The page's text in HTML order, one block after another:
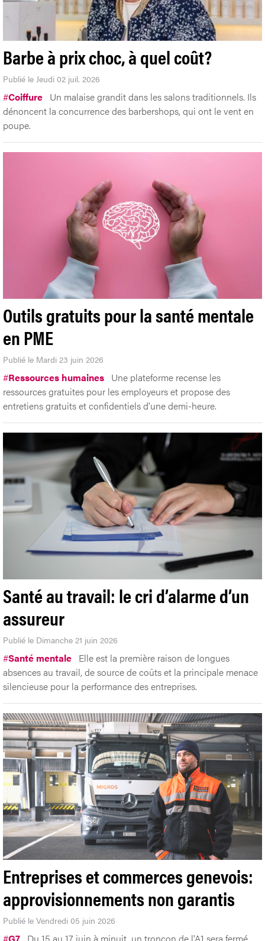
Barbe à prix choc, à quel coût?
Publié le Jeudi 02 juil. 2026
#Coiffure Un malaise grandit dans les salons traditionnels. Ils
dénoncent la concurrence des barbershops, qui ont le vent en
poupe.
Outils gratuits pour la santé mentale
en PME
Publié le Mardi 23 juin 2026
#Ressources humaines Une plateforme recense les
ressources gratuites pour les employeurs et propose des
entretiens gratuits et confidentiels d'une demi-heure.
Santé au travail: le cri d’alarme d’un
assureur
Publié le Dimanche 21 juin 2026
#Santé mentale Elle est la première raison de longues
absences au travail, de source de coûts et la principale menace
silencieuse pour la performance des entreprises.
Entreprises et commerces genevois:
approvisionnements non garantis
Publié le Vendredi 05 juin 2026